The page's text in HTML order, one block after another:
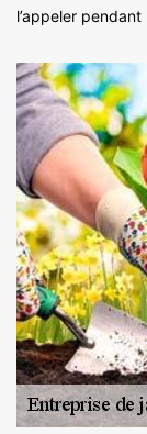
l’appeler